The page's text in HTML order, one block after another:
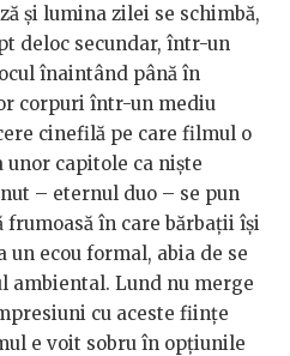
și lumina zilei se schimbă,
deloc secundar, într-un
înaintând până în
corpuri într-un mediu
cinefilă pe care filmul o
unor capitole ca niște
– eternul duo – se pun
frumoasă în care bărbații își
un ecou formal, abia de se
Lund nu merge
cu aceste ființe
e voit sobru în opțiunile